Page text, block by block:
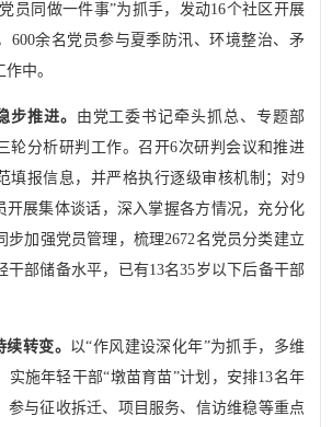
党员同做一件事”为抓手，发动16个社区开展
600余名党员参与夏季防汛、环境整治、矛
中。
步推进。 由党工委书记牵头抓总、专题部
轮分析研判工作。召开6次研判会议和推进
填报信息，并严格执行逐级审核机制；对9
开展集体谈话，深入掌握各方情况，充分化
加强党员管理， 梳理2672名党员分类建立
干部储备水平，已有13名35岁以下后备干部
续转变。 以“作风建设深化年”为抓手，多维
实施年轻干部“墩苗育苗”计划，安排13名年
参与征收拆迁、项目服务、信访维稳等重点